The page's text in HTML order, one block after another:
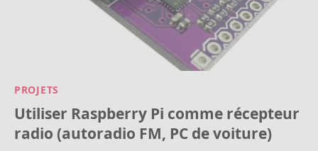
PROJETS
Utiliser Raspberry Pi comme récepteur
radio (autoradio FM, PC de voiture)